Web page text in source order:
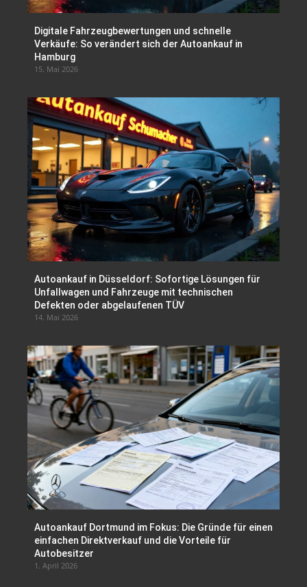
Digitale Fahrzeugbewertungen und schnelle
Verkäufe: So verändert sich der Autoankauf in
Hamburg
15. Mai 2026
Autoankauf in Düsseldorf: Sofortige Lösungen für
Unfallwagen und Fahrzeuge mit technischen
Defekten oder abgelaufenen TÜV
14. Mai 2026
Autoankauf Dortmund im Fokus: Die Gründe für einen
einfachen Direktverkauf und die Vorteile für
Autobesitzer
1. April 2026